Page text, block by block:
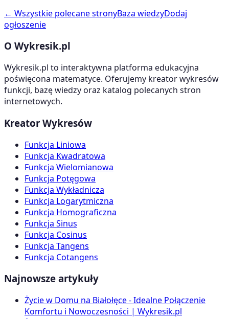
← Wszystkie polecane stronyBaza wiedzyDodaj
ogłoszenie
O Wykresik.pl
Wykresik.pl to interaktywna platforma edukacyjna
poświęcona matematyce. Oferujemy kreator wykresów
funkcji, bazę wiedzy oraz katalog polecanych stron
internetowych.
Kreator Wykresów
Funkcja Liniowa
Funkcja Kwadratowa
Funkcja Wielomianowa
Funkcja Potęgowa
Funkcja Wykładnicza
Funkcja Logarytmiczna
Funkcja Homograficzna
Funkcja Sinus
Funkcja Cosinus
Funkcja Tangens
Funkcja Cotangens
Najnowsze artykuły
Życie w Domu na Białołęce - Idealne Połączenie
Komfortu i Nowoczesności | Wykresik.pl